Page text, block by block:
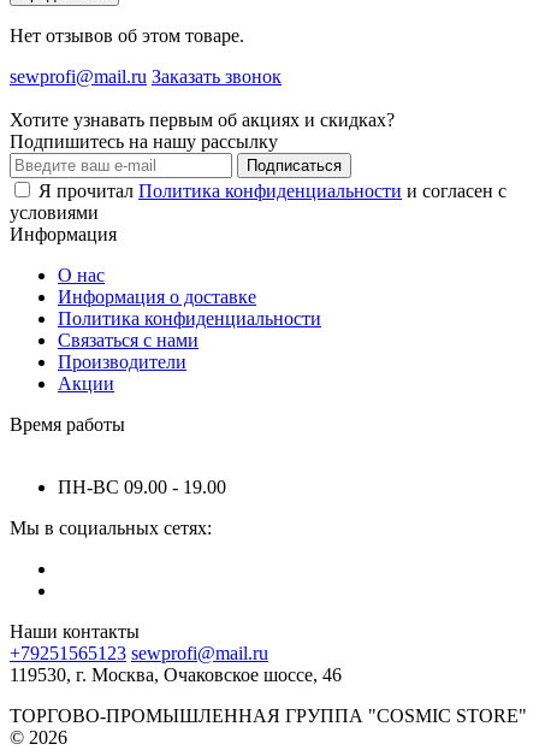
Нет отзывов об этом товаре.
sewprofi@mail.ru Заказать звонок
Хотите узнавать первым об акциях и скидках?
Подпишитесь на нашу рассылку
Подписаться
Я прочитал Политика конфиденциальности и согласен с
условиями
Информация
О нас
Информация о доставке
Политика конфиденциальности
Связаться с нами
Производители
Акции
Время работы
ПН-ВС 09.00 - 19.00
Мы в социальных сетях:
Наши контакты
+79251565123 sewprofi@mail.ru
119530, г. Москва, Очаковское шоссе, 46
ТОРГОВО-ПРОМЫШЛЕННАЯ ГРУППА "COSMIC STORE"
© 2026